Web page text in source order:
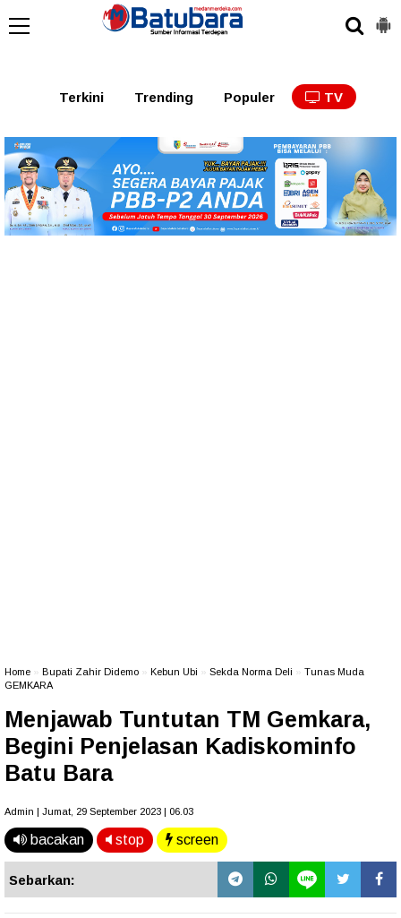
Terkini Trending Populer TV
Home Bupati Zahir Didemo Kebun Ubi Sekda Norma Deli
Tunas Muda
GEMKARA
Menjawab Tuntutan TM Gemkara,
Begini Penjelasan Kadiskominfo
Batu Bara
Admin | Jumat, 29 September 2023 | 06.03
bacakan stop screen
Sebarkan: